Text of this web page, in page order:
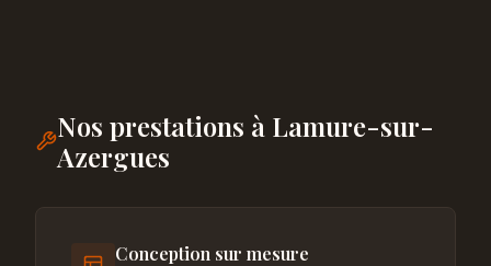
Nos prestations à Lamure-sur-
Azergues
Conception sur mesure